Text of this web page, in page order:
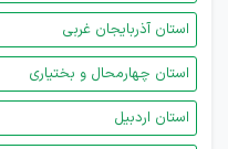
استان آذربایجان غربی
استان چهارمحال و بختیاری
استان اردبیل